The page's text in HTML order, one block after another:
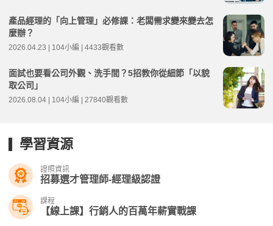
產品經理的「向上管理」必修課：老闆需求變來變去怎
麼辦？
2026.04.23 | 104小編 | 4433觀看數
面試也要看公司外觀、洗手間？5招教你從細節「以貌
取公司」
2026.08.04 | 104小編 | 27840觀看數
學習資源
證照資訊
招募選才管理師-經理級認證
課程
【線上課】行銷人的百萬年薪實戰課